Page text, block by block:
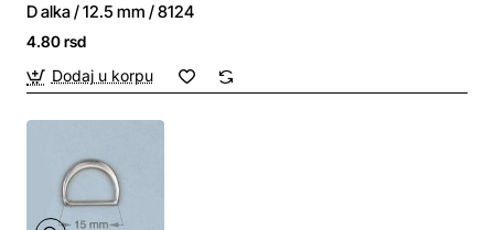
D alka / 12.5 mm / 8124
4.80 rsd
Dodaj u korpu